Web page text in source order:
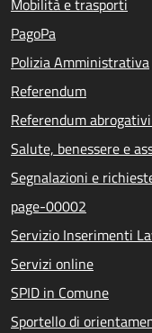
PagoPa
Polizia Amministrativa
Referendum
Referendum
Salute, benessere e
Segnalazioni e
page-00002
Servizio Inserimenti
Servizi online
SPID in Comune
Sportello di